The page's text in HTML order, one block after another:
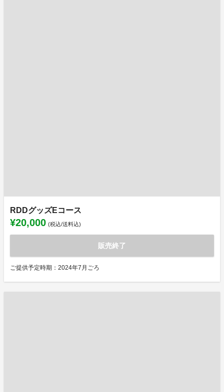
RDDグッズEコース
¥20,000 (税込/送料込)
販売終了
ご提供予定時期：2024年7月ごろ